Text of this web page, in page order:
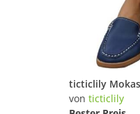
von ticticlily